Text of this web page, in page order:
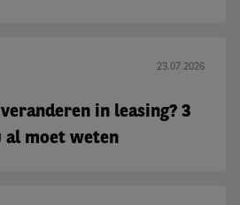
23.07.2026
in leasing? 3
al moet weten